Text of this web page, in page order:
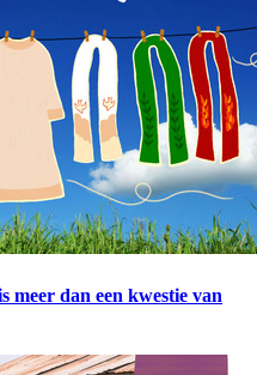
meer dan een kwestie van